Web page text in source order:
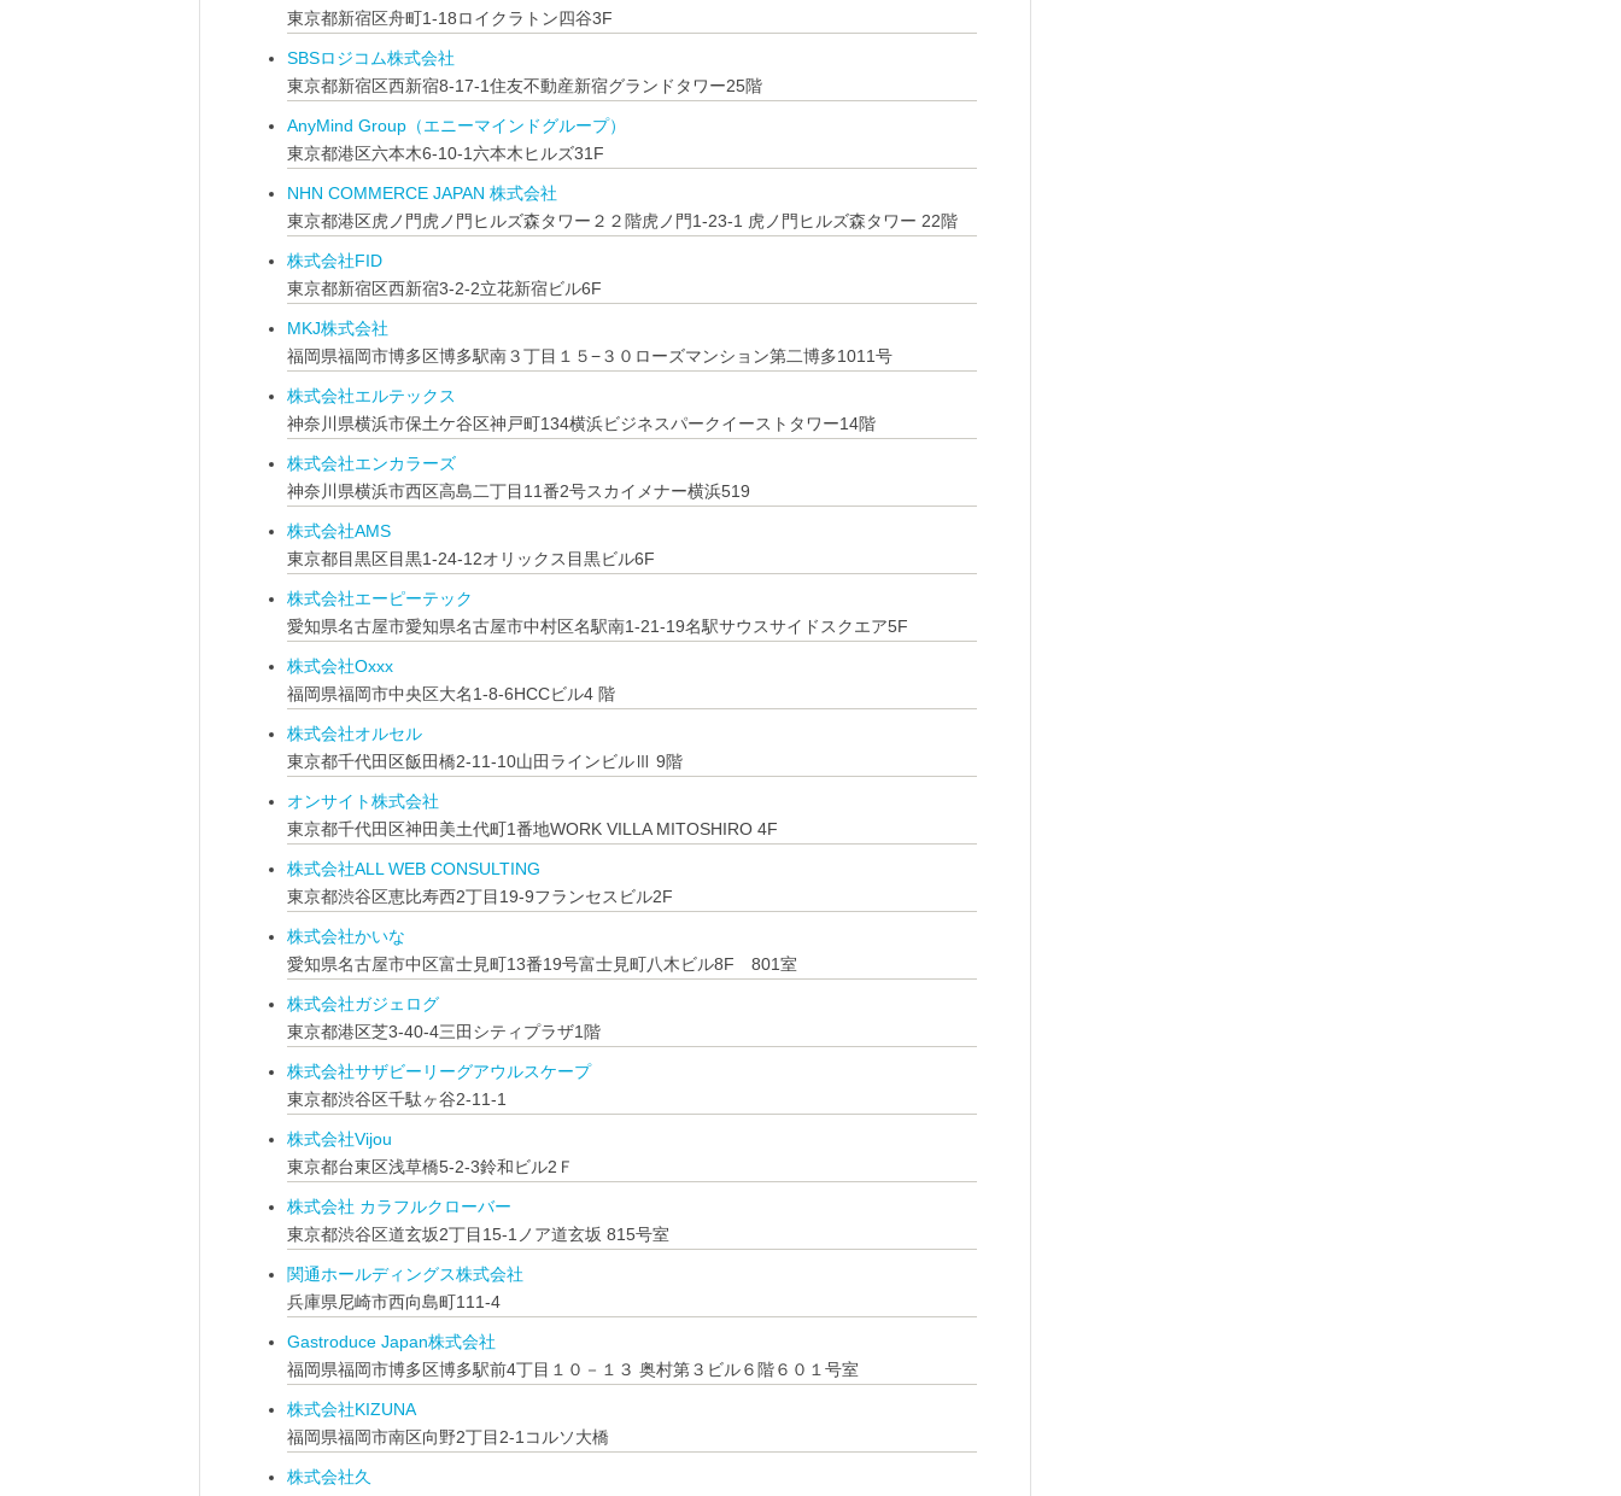
東京都新宿区舟町1-18ロイクラトン四谷3F
SBSロジコム株式会社
東京都新宿区西新宿8-17-1住友不動産新宿グランドタワー25階
AnyMind Group（エニーマインドグループ）
東京都港区六本木6-10-1六本木ヒルズ31F
NHN COMMERCE JAPAN 株式会社
東京都港区虎ノ門虎ノ門ヒルズ森タワー２２階虎ノ門1-23-1 虎ノ門ヒルズ森タワー 22階
株式会社FID
東京都新宿区西新宿3-2-2立花新宿ビル6F
MKJ株式会社
福岡県福岡市博多区博多駅南３丁目１５−３０ローズマンション第二博多1011号
株式会社エルテックス
神奈川県横浜市保土ケ谷区神戸町134横浜ビジネスパークイーストタワー14階
株式会社エンカラーズ
神奈川県横浜市西区高島二丁目11番2号スカイメナー横浜519
株式会社AMS
東京都目黒区目黒1-24-12オリックス目黒ビル6F
株式会社エーピーテック
愛知県名古屋市愛知県名古屋市中村区名駅南1-21-19名駅サウスサイドスクエア5F
株式会社Oxxx
福岡県福岡市中央区大名1-8-6HCCビル4 階
株式会社オルセル
東京都千代田区飯田橋2-11-10山田ラインビルⅢ 9階
オンサイト株式会社
東京都千代田区神田美土代町1番地WORK VILLA MITOSHIRO 4F
株式会社ALL WEB CONSULTING
東京都渋谷区恵比寿西2丁目19-9フランセスビル2F
株式会社かいな
愛知県名古屋市中区富士見町13番19号富士見町八木ビル8F 801室
株式会社ガジェログ
東京都港区芝3-40-4三田シティプラザ1階
株式会社サザビーリーグアウルスケープ
東京都渋谷区千駄ヶ谷2-11-1
株式会社Vijou
東京都台東区浅草橋5-2-3鈴和ビル2Ｆ
株式会社 カラフルクローバー
東京都渋谷区道玄坂2丁目15-1ノア道玄坂 815号室
関通ホールディングス株式会社
兵庫県尼崎市西向島町111-4
Gastroduce Japan株式会社
福岡県福岡市博多区博多駅前4丁目１０－１３ 奥村第３ビル６階６０１号室
株式会社KIZUNA
福岡県福岡市南区向野2丁目2-1コルソ大橋
株式会社久